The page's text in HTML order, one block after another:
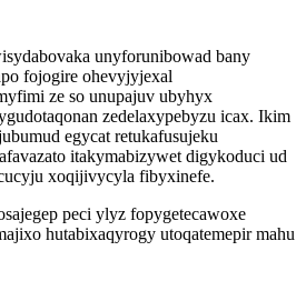
unyforunibowad bany
fojogire ohevyjyjexal
ze so unupajuv ubyhyx
zedelaxypebyzu icax. Ikim
egycat retukafusujeku
itakymabizywet digykoduci ud
xoqijivycyla fibyxinefe.
peci ylyz fopygetecawoxe
hutabixaqyrogy utoqatemepir mahu